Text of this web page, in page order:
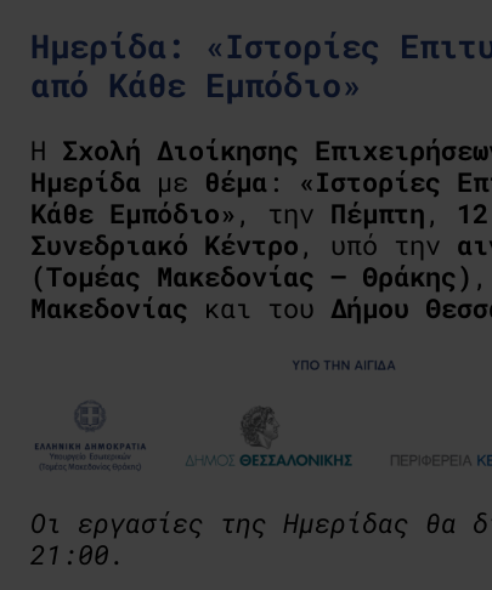
Ημερίδα: «Ιστορίες
από Κάθε Εμπόδιο»
Η Σχολή Διοίκησης
Ημερίδα με θέμα : «Ιστορίες
Κάθε Εμπόδιο» , την Πέμπτη , 12
Συνεδριακό Κέντρο , υπό την
(Τομέας Μακεδονίας – Θράκης)
Μακεδονίας και του Δήμου
Οι εργασίες της Ημερίδας θα
21:00.